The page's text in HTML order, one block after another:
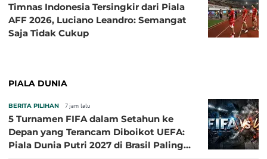
Timnas Indonesia Tersingkir dari Piala
AFF 2026, Luciano Leandro: Semangat
Saja Tidak Cukup
PIALA DUNIA
BERITA PILIHAN 7 jam lalu
5 Turnamen FIFA dalam Setahun ke
Depan yang Terancam Diboikot UEFA:
Piala Dunia Putri 2027 di Brasil Paling